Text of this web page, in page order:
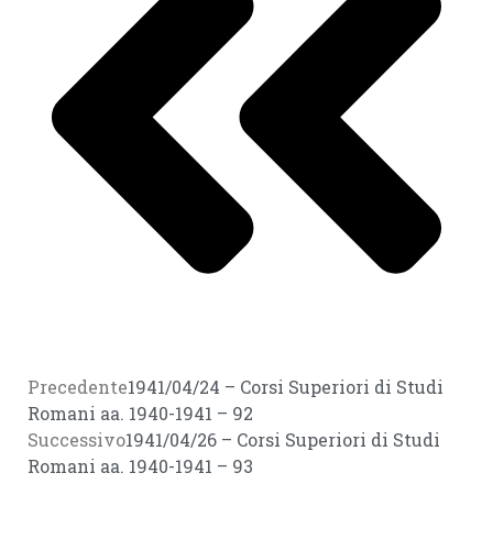
Precedente1941/04/24 – Corsi Superiori di Studi
Romani aa. 1940-1941 – 92
Successivo1941/04/26 – Corsi Superiori di Studi
Romani aa. 1940-1941 – 93